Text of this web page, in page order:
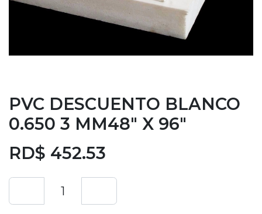
PVC DESCUENTO BLANCO
0.650 3 MM48" X 96"
RD$ 452.53